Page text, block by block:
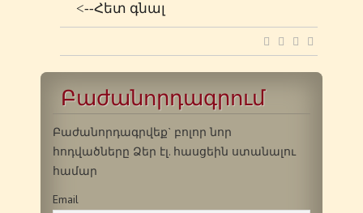
<--Հետ գնալ
Բաժանորդագրում
Բաժանորդագրվեք` բոլոր նոր
հոդվածները Ձեր էլ. հասցեին ստանալու
համար
Email